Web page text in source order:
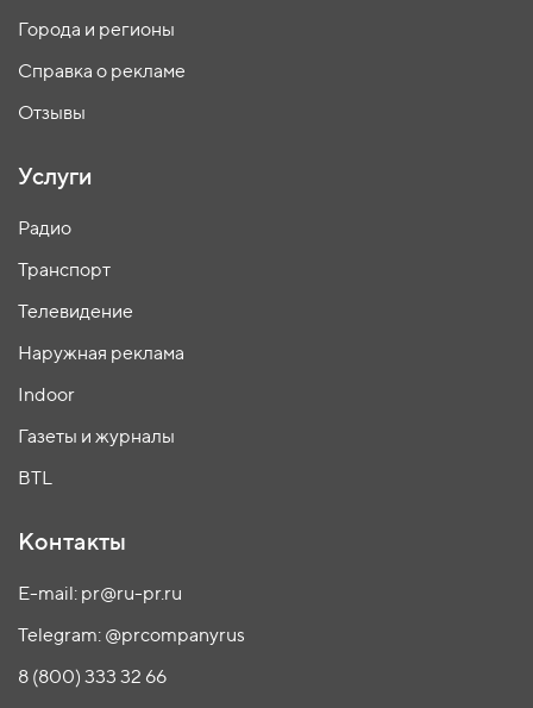
Города и регионы
Справка о рекламе
Отзывы
Услуги
Радио
Транспорт
Телевидение
Наружная реклама
Indoor
Газеты и журналы
BTL
Контакты
E-mail: pr@ru-pr.ru
Telegram: @prcompanyrus
8 (800) 333 32 66